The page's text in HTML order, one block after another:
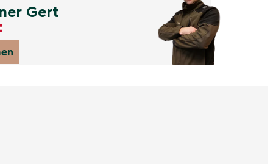
Gert